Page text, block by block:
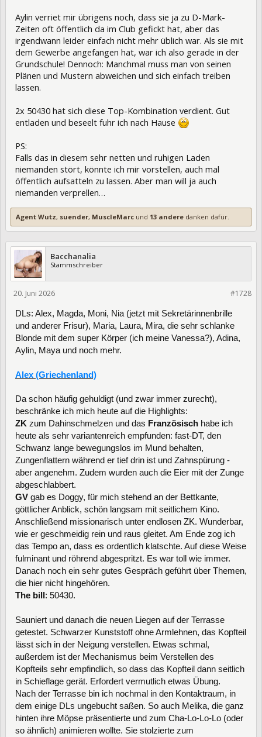
Aylin verriet mir übrigens noch, dass sie ja zu D-Mark-
Zeiten oft öffentlich da im Club gefickt hat, aber das
irgendwann leider einfach nicht mehr üblich war. Als sie mit
dem Gewerbe angefangen hat, war ich also gerade in der
Grundschule! Dennoch: Manchmal muss man von seinen
Plänen und Mustern abweichen und sich einfach treiben
lassen.
2x 50430 hat sich diese Top-Kombination verdient. Gut
entladen und beseelt fuhr ich nach Hause
PS:
Falls das in diesem sehr netten und ruhigen Laden
niemanden stört, könnte ich mir vorstellen, auch mal
öffentlich aufsatteln zu lassen. Aber man will ja auch
niemanden verprellen…
Agent Wutz, suender, MuscleMarc und 13 andere danken dafür.
Bacchanalia
Stammschreiber
#1728
20. Juni 2026
DLs: Alex, Magda, Moni, Nia (jetzt mit Sekretärinnenbrille
und anderer Frisur), Maria, Laura, Mira, die sehr schlanke
Blonde mit dem super Körper (ich meine Vanessa?), Adina,
Aylin, Maya und noch mehr.
Alex (Griechenland)
Da schon häufig gehuldigt (und zwar immer zurecht),
beschränke ich mich heute auf die Highlights:
ZK zum Dahinschmelzen und das Französisch habe ich
heute als sehr variantenreich empfunden: fast-DT, den
Schwanz lange bewegungslos im Mund behalten,
Zungenflattern während er tief drin ist und Zahnspürung -
aber angenehm. Zudem wurden auch die Eier mit der Zunge
abgeschlabbert.
GV gab es Doggy, für mich stehend an der Bettkante,
göttlicher Anblick, schön langsam mit seitlichem Kino.
Anschließend missionarisch unter endlosen ZK. Wunderbar,
wie er geschmeidig rein und raus gleitet. Am Ende zog ich
das Tempo an, dass es ordentlich klatschte. Auf diese Weise
fulminant und röhrend abgespritzt. Es war toll wie immer.
Danach noch ein sehr gutes Gespräch geführt über Themen,
die hier nicht hingehören.
The bill : 50430.
Sauniert und danach die neuen Liegen auf der Terrasse
getestet. Schwarzer Kunststoff ohne Armlehnen, das Kopfteil
lässt sich in der Neigung verstellen. Etwas schmal,
außerdem ist der Mechanismus beim Verstellen des
Kopfteils sehr empfindlich, so dass das Kopfteil dann seitlich
in Schieflage gerät. Erfordert vermutlich etwas Übung.
Nach der Terrasse bin ich nochmal in den Kontaktraum, in
dem einige DLs ungebucht saßen. So auch Melika, die ganz
hinten ihre Möpse präsentierte und zum Cha-Lo-Lo-Lo (oder
so ähnlich) animieren wollte. Sie stolzierte zum